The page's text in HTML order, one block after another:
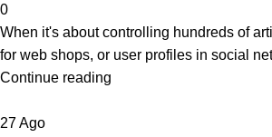
0
When it's about controlling hundreds of
for web shops, or user profiles in social
Continue reading
27Ago